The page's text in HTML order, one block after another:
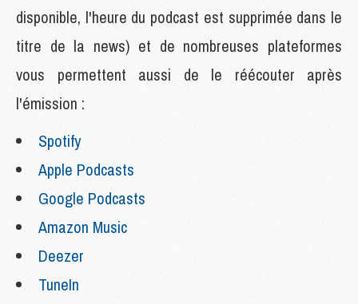
disponible, l'heure du podcast est supprimée dans le
titre de la news) et de nombreuses plateformes
vous permettent aussi de le réécouter après
l'émission :
Spotify
Apple Podcasts
Google Podcasts
Amazon Music
Deezer
TuneIn